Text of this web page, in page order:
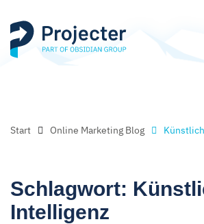
Start Online Marketing Blog
Schlagwort:
Intelligenz